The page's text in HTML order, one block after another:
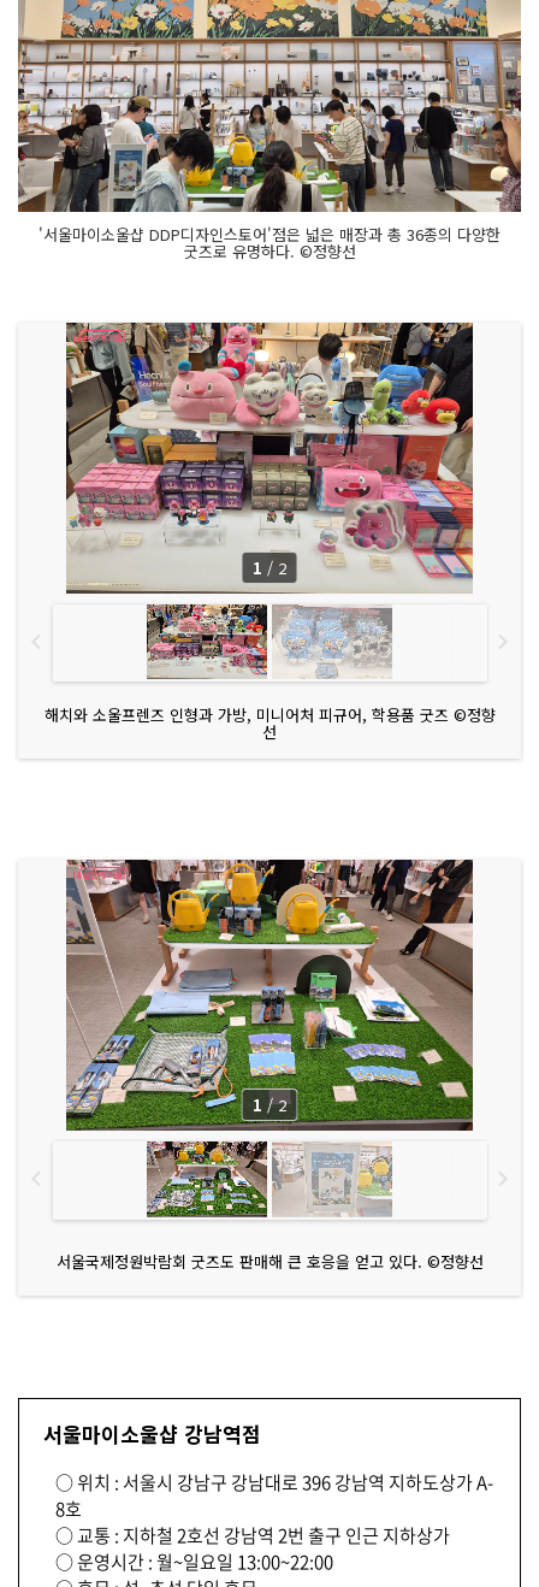
'서울마이소울샵 DDP디자인스토어'점은 넓은 매장과 총 36종의 다양한
굿즈로 유명하다. ©정향선
해치와 소울프렌즈 인형과 가방, 미니어처 피규어, 학용품 굿즈 ©정향
선
1 / 2
서울국제정원박람회 굿즈도 판매해 큰 호응을 얻고 있다. ©정향선
1 / 2
서울마이소울샵 강남역점
○ 위치 : 서울시 강남구 강남대로 396 강남역 지하도상가 A-
8호
○ 교통 : 지하철 2호선 강남역 2번 출구 인근 지하상가
○ 운영시간 : 월~일요일 13:00~22:00